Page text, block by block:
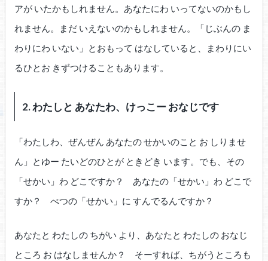
アが いたかもしれません。あなたにわ いってないのかもし
れません。まだ いえないのかもしれません。「じぶんの ま
わりにわ いない」とおもって はなしていると、まわりにい
るひとお きずつけることもあります。
2. わたしと あなたわ、けっこー おなじです
「わたしわ、ぜんぜん あなたの せかいのこと お しりませ
ん」とゆー たいどのひとが ときどき います。でも、その
「せかい」わ どこですか？ あなたの「せかい」わ どこで
すか？ べつの「せかい」に すんでるんですか？
あなたと わたしの ちがい より、あなたと わたしの おなじ
ところ お はなしませんか？ そーすれば、ちがうところも